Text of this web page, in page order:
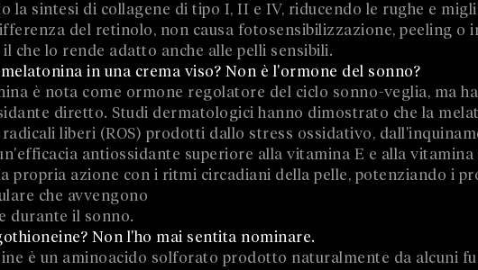
la sintesi di collagene di tipo I, II e IV, riducendo le rughe e
del retinolo, non causa fotosensibilizzazione, peeling o
che lo rende adatto anche alle pelli sensibili.
melatonina in una crema viso? Non è l'ormone del sonno?
è nota come ormone regolatore del ciclo sonno-veglia, ma
diretto. Studi dermatologici hanno dimostrato che la
liberi (ROS) prodotti dallo stress ossidativo,
antiossidante superiore alla vitamina E e alla vitamina
propria azione con i ritmi circadiani della pelle, potenziando i
che avvengono
durante il sonno.
Non l'ho mai sentita nominare.
è un aminoacido solforato prodotto naturalmente da alcuni